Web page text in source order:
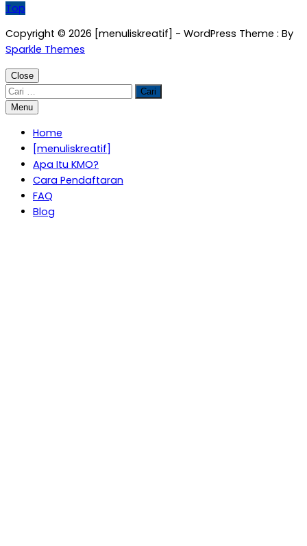
Top
Copyright © 2026 [menuliskreatif] - WordPress Theme : By
Sparkle Themes
Close
Cari
untuk:
Menu
Home
[menuliskreatif]
Apa Itu KMO?
Cara Pendaftaran
FAQ
Blog